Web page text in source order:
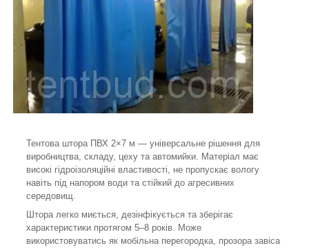
Тентова штора ПВХ 2×7 м — універсальне рішення для
виробництва, складу, цеху та автомийки. Матеріал має
високі гідроізоляційні властивості, не пропускає вологу
навіть під напором води та стійкий до агресивних
середовищ.
Штора легко миється, дезінфікується та зберігає
характеристики протягом 5–8 років. Може
використовуватись як мобільна перегородка, прозора завіса